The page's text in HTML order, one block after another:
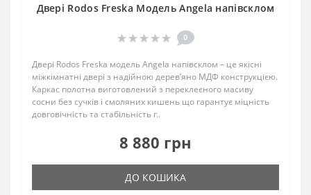
Двері Rodos Freska Модель Angela напівсклом
0
Двері Rodos Freska модель Angela напівсклом – це якісні
міжкімнатні двері з надійною дерев’яно МДФ конструкцією.
Каркас полотна виготовлений з переклеєного масиву
сосни без сучків і смоляних кишень що гарантує міцність
довговічність та стабільність г..
8 880 грн
ДО КОШИКА